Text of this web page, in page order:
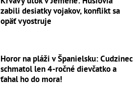
zabili desiatky vojakov, konflikt sa
opäť vyostruje
Horor na pláži v Španielsku: Cudzinec
schmatol len 4-ročné dievčatko a
ťahal ho do mora!